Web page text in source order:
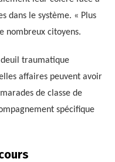
dans le système. « Plus
nombreux citoyens.
deuil traumatique
affaires peuvent avoir
de classe de
spécifique